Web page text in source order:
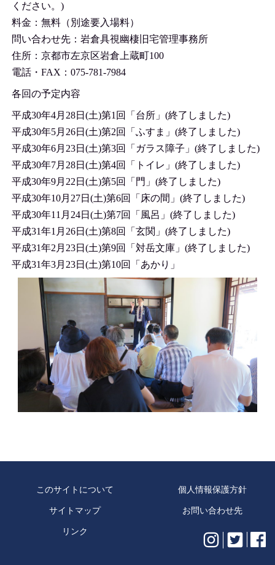
ください。)
料金：無料（別途要入場料）
問い合わせ先：岩倉具視幽棲旧宅管理事務所
住所：京都市左京区岩倉上蔵町100
電話・FAX：075-781-7984
各回の予定内容
平成30年4月28日(土)第1回「台所」(終了しました)
平成30年5月26日(土)第2回「ふすま」(終了しました)
平成30年6月23日(土)第3回「ガラス障子」(終了しました)
平成30年7月28日(土)第4回「トイレ」(終了しました)
平成30年9月22日(土)第5回「門」(終了しました)
平成30年10月27日(土)第6回「床の間」(終了しました)
平成30年11月24日(土)第7回「風呂」(終了しました)
平成31年1月26日(土)第8回「玄関」(終了しました)
平成31年2月23日(土)第9回「対岳文庫」(終了しました)
平成31年3月23日(土)第10回「あかり」
このサイトについて 個人情報保護方針
サイトマップ お問い合わせ先
リンク